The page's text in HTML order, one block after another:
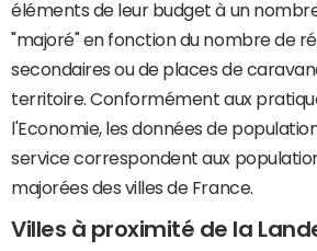
éléments de leur budget à un
"majoré" en fonction du nombre de
secondaires ou de places de
territoire. Conformément aux
l'Economie, les données de
service correspondent aux
majorées des villes de France.
Villes à proximité de la